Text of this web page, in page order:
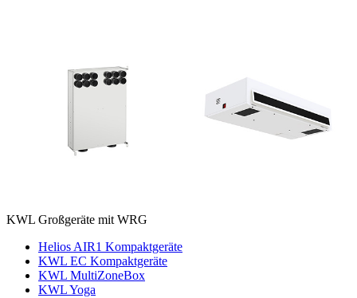
KWL Großgeräte mit WRG
Helios AIR1 Kompaktgeräte
KWL EC Kompaktgeräte
KWL MultiZoneBox
KWL Yoga